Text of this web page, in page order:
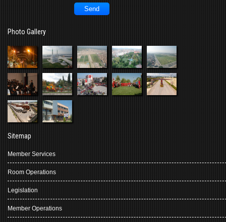
Photo Gallery
Sitemap
Member Services
Room Operations
Legislation
Member Operations